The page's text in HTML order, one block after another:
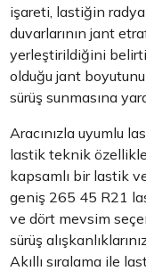
işareti, lastiğin
duvarlarının jant
yerleştirildiğini
olduğu jant
sürüş sunmasına
Aracınızla uyumlu
lastik teknik
kapsamlı bir lastik
geniş 265 45 R21
ve dört mevsim
sürüş
Akıllı sıralama ile